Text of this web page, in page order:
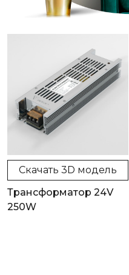
Скачать 3D модель
Трансформатор 24V
250W